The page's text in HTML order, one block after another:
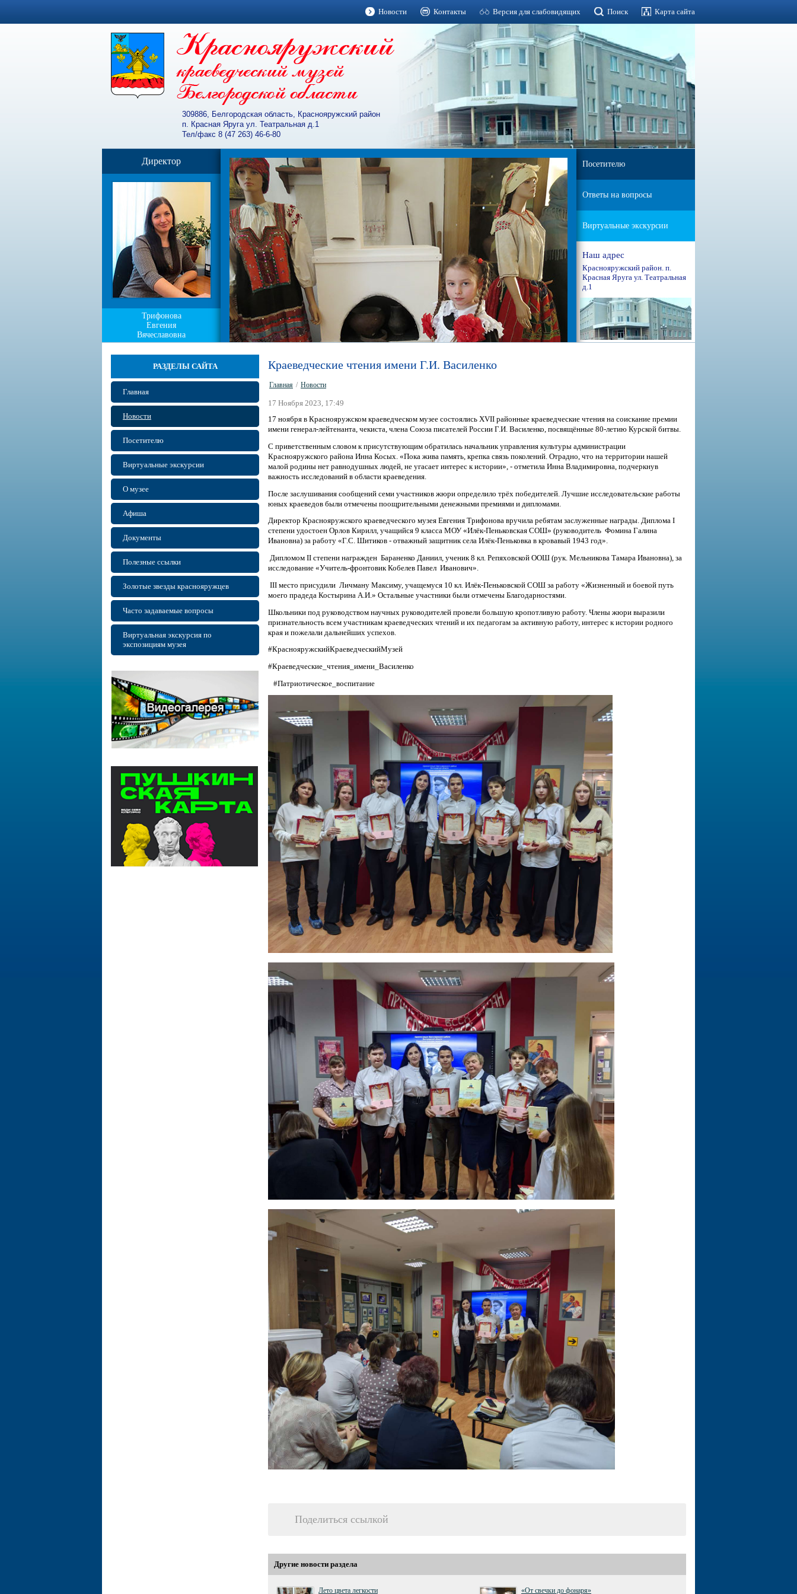
Новости Контакты Версия для слабовидящих Поиск Карта сайта
309886, Белгородская область, Краснояружский район
п. Красная Яруга ул. Театральная д.1
Тел/факс 8 (47 263) 46-6-80
Директор
Трифонова
Евгения
Вячеславовна
Посетителю
Ответы на вопросы
Виртуальные экскурсии
Наш адрес
Краснояружский район. п.
Красная Яруга ул. Театральная
д.1
РАЗДЕЛЫ САЙТА
Главная
Новости
Посетителю
Виртуальные экскурсии
О музее
Афиша
Документы
Полезные ссылки
Золотые звезды краснояружцев
Часто задаваемые вопросы
Виртуальная экскурсия по
экспозициям музея
Краеведческие чтения имени Г.И. Василенко
Главная / Новости
17 Ноября 2023, 17:49
17 ноября в Краснояружском краеведческом музее состоялись XVII районные краеведческие чтения на соискание премии
имени генерал-лейтенанта, чекиста, члена Союза писателей России Г.И. Василенко, посвящённые 80-летию Курской битвы.
С приветственным словом к присутствующим обратилась начальник управления культуры администрации
Краснояружского района Инна Косых. «Пока жива память, крепка связь поколений. Отрадно, что на территории нашей
малой родины нет равнодушных людей, не угасает интерес к истории», - отметила Инна Владимировна, подчеркнув
важность исследований в области краеведения.
После заслушивания сообщений семи участников жюри определило трёх победителей. Лучшие исследовательские работы
юных краеведов были отмечены поощрительными денежными премиями и дипломами.
Директор Краснояружского краеведческого музея Евгения Трифонова вручила ребятам заслуженные награды. Диплома I
степени удостоен Орлов Кирилл, учащийся 9 класса МОУ «Илёк-Пеньковская СОШ» (руководитель Фомина Галина
Ивановна) за работу «Г.С. Шитиков - отважный защитник села Илёк-Пеньковка в кровавый 1943 год».
Дипломом II степени награжден Бараненко Даниил, ученик 8 кл. Репяховской ООШ (рук. Мельникова Тамара Ивановна), за
исследование «Учитель-фронтовик Кобелев Павел Иванович».
III место присудили Личману Максиму, учащемуся 10 кл. Илёк-Пеньковской СОШ за работу «Жизненный и боевой путь
моего прадеда Костырина А.И.» Остальные участники были отмечены Благодарностями.
Школьники под руководством научных руководителей провели большую кропотливую работу. Члены жюри выразили
признательность всем участникам краеведческих чтений и их педагогам за активную работу, интерес к истории родного
края и пожелали дальнейших успехов.
#КраснояружскийКраеведческийМузей
#Краеведческие_чтения_имени_Василенко
#Патриотическое_воспитание
Поделиться ссылкой
Другие новости раздела
Лето цвета легкости «От свечки до фонаря»